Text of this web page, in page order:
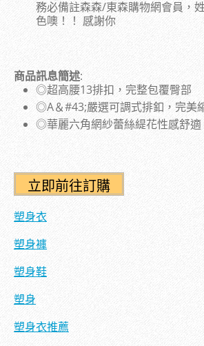
務必備註森森/東森購物網會員，
色噢！！ 感謝你
商品訊息簡述:
◎超高腰13排扣，完整包覆臀部
◎A＆#43;嚴選可調式排釦，完美
◎華麗六角網紗蕾絲緹花性感舒適
塑身衣
塑身褲
塑身鞋
塑身
塑身衣推薦